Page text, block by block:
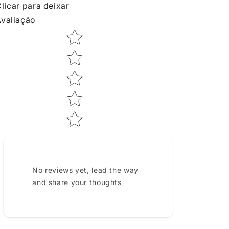
para deixar
Star rating
No reviews yet, lead the way
and share your thoughts